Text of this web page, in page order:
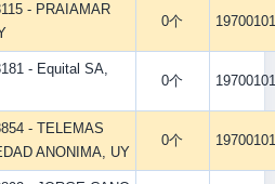
- PRAIAMAR
0个 19700101
- Equital SA,
0个 19700101
- TELEMAS
ANONIMA, UY
0个 19700101